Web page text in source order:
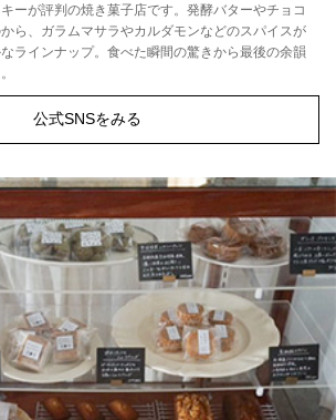
ーが評判の焼き菓子店です。発酵バターやチョコ
ら、ガラムマサラやカルダモンなどのスパイスが
ラインナップ。食べた瞬間の驚きから最後の余韻
公式SNSをみる